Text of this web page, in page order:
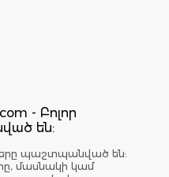
- Բոլոր
են:
պաշտպանված են:
մասնակի կամ